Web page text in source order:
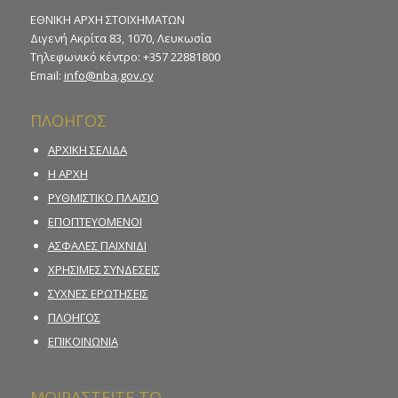
ΕΘΝΙΚΗ ΑΡΧΗ ΣΤΟΙΧΗΜΑΤΩΝ
Διγενή Ακρίτα 83, 1070, Λευκωσία
Τηλεφωνικό κέντρο: +357 22881800
Email: info@nba.gov.cy
ΠΛΟΗΓΟΣ
ΑΡΧΙΚΗ ΣΕΛΙΔΑ
Η ΑΡΧΗ
ΡΥΘΜΙΣΤΙΚΟ ΠΛΑΙΣΙΟ
ΕΠΟΠΤΕΥΟΜΕΝΟΙ
ΑΣΦΑΛΕΣ ΠΑΙΧΝΙΔΙ
ΧΡΗΣΙΜΕΣ ΣΥΝΔΕΣΕΙΣ
ΣΥΧΝΕΣ ΕΡΩΤΗΣΕΙΣ
ΠΛΟΗΓΟΣ
ΕΠΙΚΟΙΝΩΝΙΑ